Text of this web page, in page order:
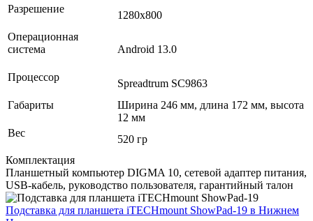
Разрешение
1280х800
Операционная
система
Android 13.0
Процессор
Spreadtrum SC9863
Габариты
Ширина 246 мм, длина 172 мм, высота
12 мм
Вес
520 гр
Комплектация
Планшетный компьютер DIGMA 10, сетевой адаптер питания,
USB-кабель, руководство пользователя, гарантийный талон
Подставка для планшета iTECHmount ShowPad-19 в Нижнем